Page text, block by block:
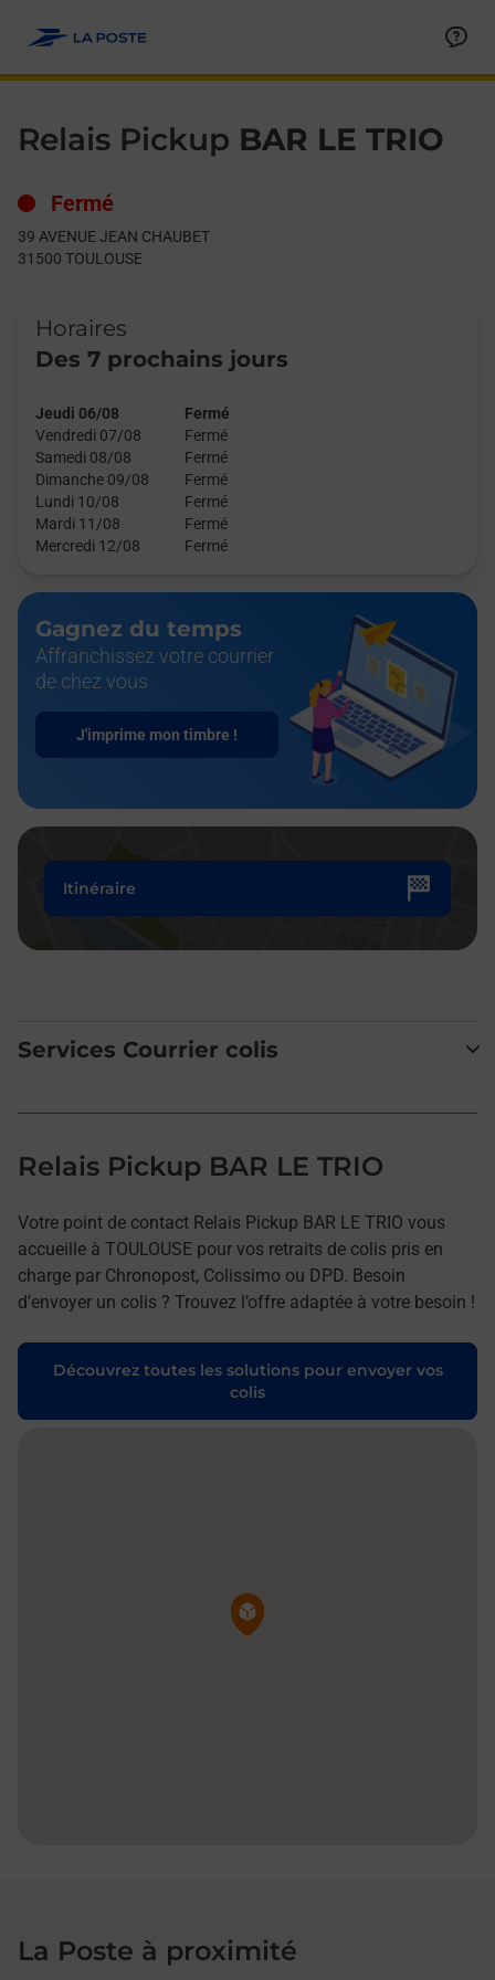
Relais Pickup BAR LE TRIO
Fermé
39 AVENUE JEAN CHAUBET
31500 TOULOUSE
Horaires
Des 7 prochains jours
Jeudi 06/08
Fermé
Vendredi 07/08
Fermé
Samedi 08/08
Fermé
Dimanche 09/08
Fermé
Lundi 10/08
Fermé
Mardi 11/08
Fermé
Mercredi 12/08
Fermé
Gagnez du temps
Affranchissez votre courrier
de chez vous
J'imprime mon timbre !
Itinéraire
Services Courrier colis
Relais Pickup BAR LE TRIO
Votre point de contact Relais Pickup BAR LE TRIO vous
accueille à TOULOUSE pour vos retraits de colis pris en
charge par Chronopost, Colissimo ou DPD. Besoin
d’envoyer un colis ? Trouvez l’offre adaptée à votre besoin !
Découvrez toutes les solutions pour envoyer vos
colis
Pin de la carte
La Poste à proximité